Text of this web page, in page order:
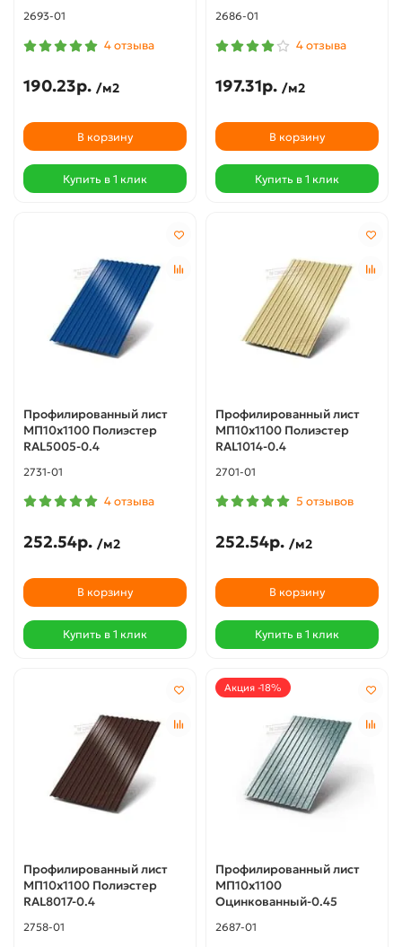
2693-01
4 отзыва
190.23р. /м2
В корзину
Купить в 1 клик
2686-01
4 отзыва
197.31р. /м2
В корзину
Купить в 1 клик
Профилированный лист
МП10х1100 Полиэстер
RAL5005-0.4
2731-01
4 отзыва
252.54р. /м2
В корзину
Купить в 1 клик
Профилированный лист
МП10х1100 Полиэстер
RAL1014-0.4
2701-01
5 отзывов
252.54р. /м2
В корзину
Купить в 1 клик
Профилированный лист
МП10х1100 Полиэстер
RAL8017-0.4
2758-01
Акция -18%
Профилированный лист
МП10х1100
Оцинкованный-0.45
2687-01